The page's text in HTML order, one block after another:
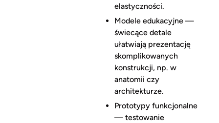
elastyczności.
Modele edukacyjne —
świecące detale
ułatwiają prezentację
skomplikowanych
konstrukcji, np. w
anatomii czy
architekturze.
Prototypy funkcjonalne
— testowanie